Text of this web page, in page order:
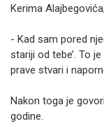
Kerima
- Kad sam pored
stariji od tebe’. To
prave stvari i
Nakon toga je
godine.